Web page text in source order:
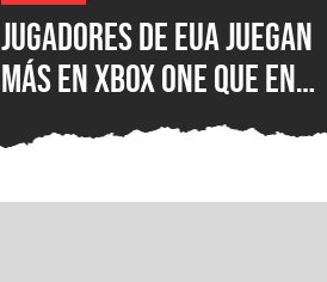
Jugadores de EUA juegan
más en XBOX One que en
XBOX Series X|S: encuesta
muestra el desastre de
Microsoft en uno de los